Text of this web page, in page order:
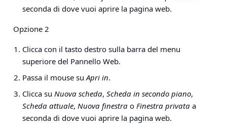
seconda di dove vuoi aprire la pagina web.
Opzione 2
Clicca con il tasto destro sulla barra del menu
superiore del Pannello Web.
Passa il mouse su Apri in.
Clicca su Nuova scheda, Scheda in secondo piano,
Scheda attuale, Nuova finestra o Finestra privata a
seconda di dove vuoi aprire la pagina web.